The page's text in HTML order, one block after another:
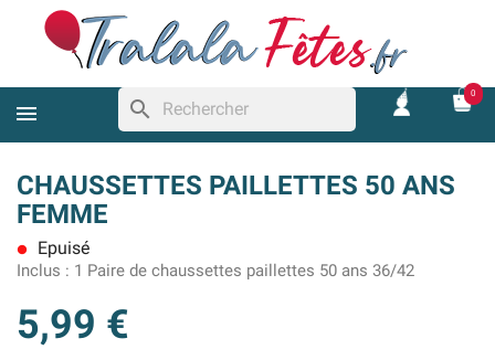
search
0
CHAUSSETTES PAILLETTES 50 ANS
FEMME
lens Epuisé
Inclus : 1 Paire de chaussettes paillettes 50 ans 36/42
5,99 €